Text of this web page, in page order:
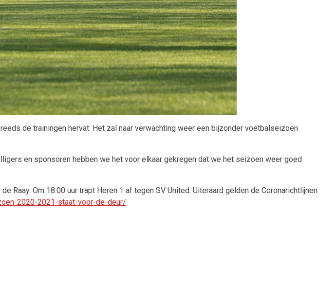
de trainingen hervat. Het zal naar verwachting weer een bijzonder voetbalseizoen
en sponsoren hebben we het voor elkaar gekregen dat we het seizoen weer goed
Om 18:00 uur trapt Heren 1 af tegen SV United. Uiteraard gelden de Coronarichtlijnen
2020-2021-staat-voor-de-deur/